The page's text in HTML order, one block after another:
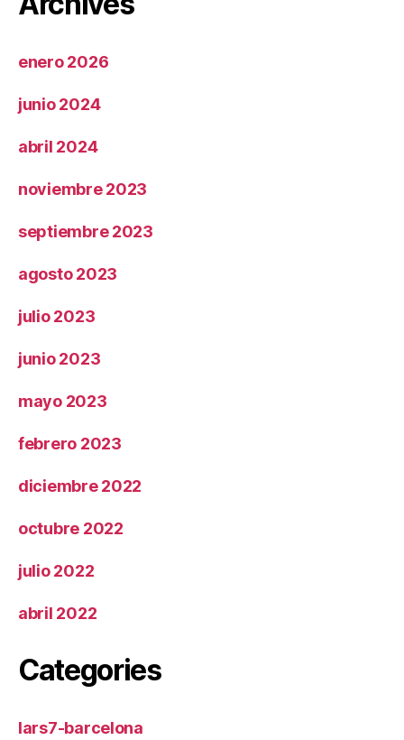
enero 2026
junio 2024
abril 2024
noviembre 2023
septiembre 2023
agosto 2023
julio 2023
junio 2023
mayo 2023
febrero 2023
diciembre 2022
octubre 2022
julio 2022
abril 2022
Categories
lars7-barcelona